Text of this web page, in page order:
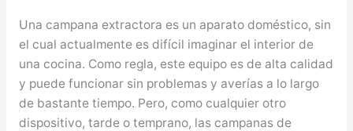
Una campana extractora es un aparato doméstico, sin
el cual actualmente es difícil imaginar el interior de
una cocina. Como regla, este equipo es de alta calidad
y puede funcionar sin problemas y averías a lo largo
de bastante tiempo. Pero, como cualquier otro
dispositivo, tarde o temprano, las campanas de